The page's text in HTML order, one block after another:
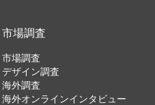
市場調査
市場調査
デザイン調査
海外調査
海外オンラインインタビュー